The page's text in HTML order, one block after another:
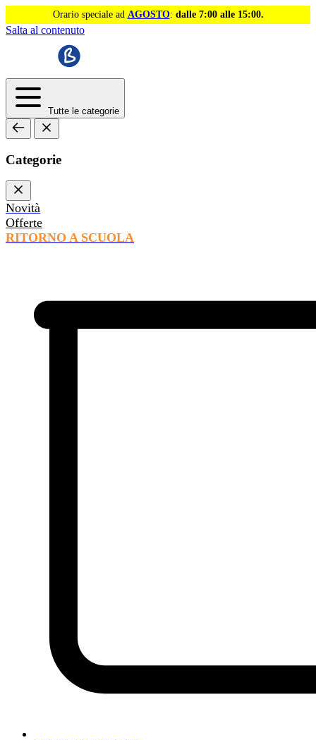
Orario speciale ad AGOSTO: dalle 7:00 alle 15:00.
Salta al contenuto
Tutte le categorie
Categorie
Novità
Offerte
RITORNO A SCUOLA